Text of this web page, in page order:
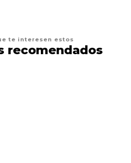
te interesen estos
recomendados